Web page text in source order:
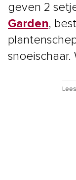
geven 2
Garden,
snoeischaar.